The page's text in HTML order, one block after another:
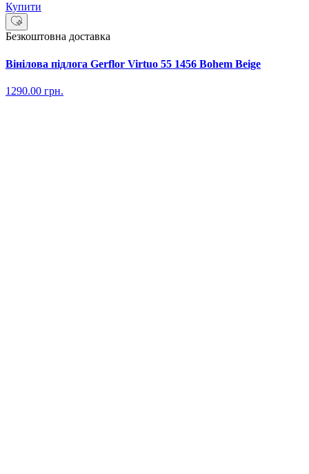
Купити
Безкоштовна доставка
Вінілова підлога Gerflor Virtuo 55 1456 Bohem Beige
1290.00 грн.